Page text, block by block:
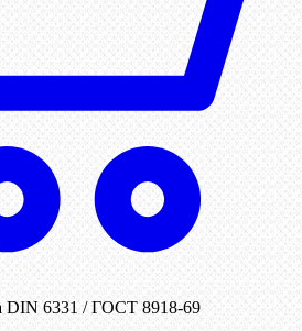
DIN 6331 / ГОСТ 8918-69